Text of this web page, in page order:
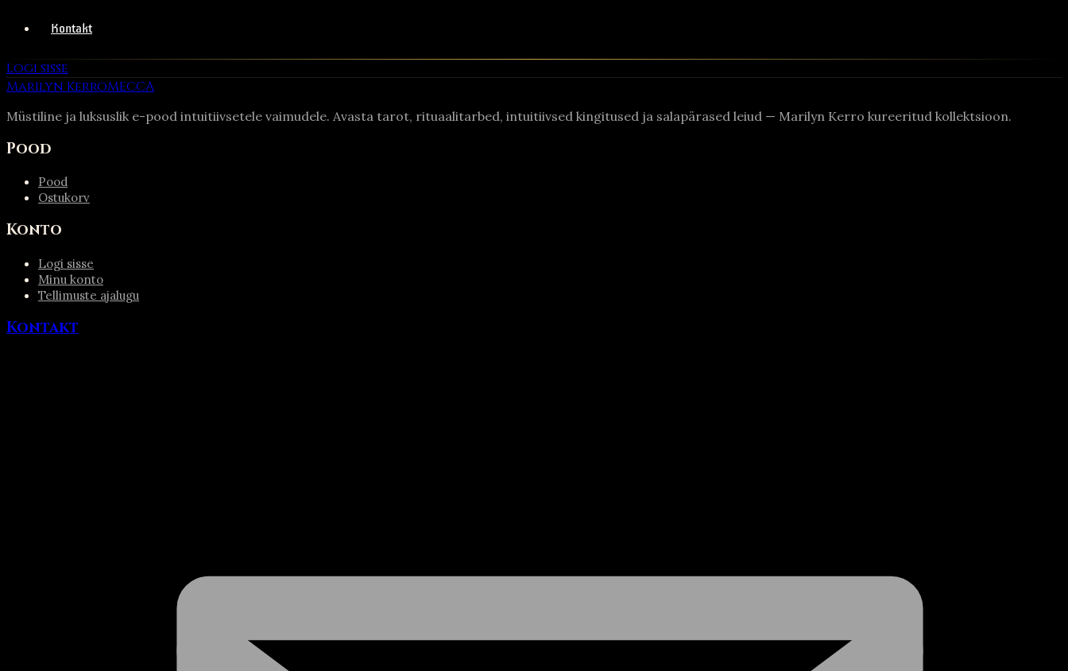
Kontakt
Logi sisse
Marilyn KerroMECCA
Müstiline ja luksuslik e-pood intuitiivsetele vaimudele. Avasta tarot, rituaalitarbed, intuitiivsed kingitused ja salapärased leiud — Marilyn Kerro kureeritud kollektsioon.
Pood
Pood
Ostukorv
Konto
Logi sisse
Minu konto
Tellimuste ajalugu
Kontakt